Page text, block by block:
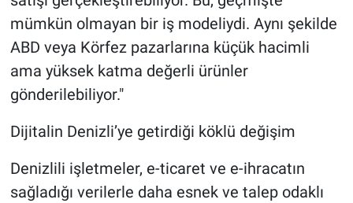
mümkün olmayan bir iş modeliydi. Aynı şekilde
ABD veya Körfez pazarlarına küçük hacimli
ama yüksek katma değerli ürünler
gönderilebiliyor."
Dijitalin Denizli’ye getirdiği köklü değişim
Denizlili işletmeler, e-ticaret ve e-ihracatın
sağladığı verilerle daha esnek ve talep odaklı